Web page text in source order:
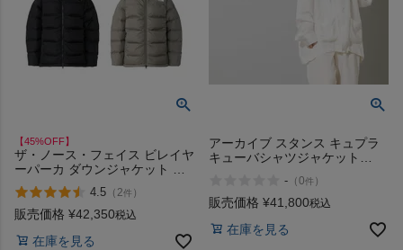
【45%OFF】
ザ・ノース・フェイス ビレイヤ
ーパーカ ダウンジャケット ク
ライミング 登山 中綿 カジュア
ル ウェア アウター THE
NORTH FACE EX BELAYER
ト セール
4.5 （ 2件 ）
販売価格 ¥42,350税込
在庫を見る
アーカイブ スタンス キュプラ
キューバシャツジャケット
CUBA SHIRT JACKET
- （0件 ）
販売価格 ¥41,800税込
在庫を見る